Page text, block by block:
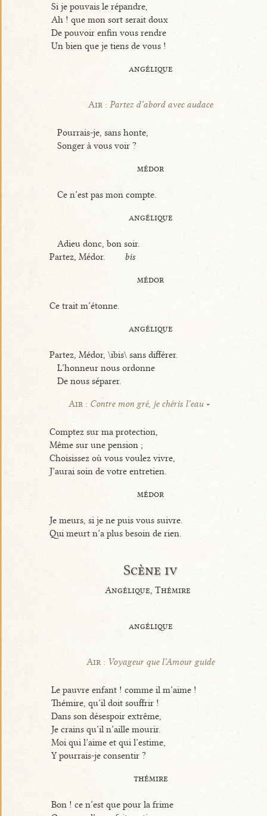
Si je pouvais le répandre,
Ah ! que mon sort serait doux
De pouvoir enfin vous rendre
Un bien que je tiens de vous !
angélique
Air :Partez d’abord avec audace
Pourrais-je, sans honte,
Songer à vous voir ?
médor
Ce n’est pas mon compte.
angélique
Adieu donc, bon soir.
Partez, Médor.
bis
médor
Ce trait m’étonne.
angélique
Partez, Médor, \ibis\ sans différer.
L’honneur nous ordonne
De nous séparer.
Air : Contre mon gré, je chéris l’eau
Comptez sur ma protection,
Même sur une pension ;
Choisissez où vous voulez vivre,
J’aurai soin de votre entretien.
médor
Je meurs, si je ne puis vous suivre.
Qui meurt n’a plus besoin de rien.
Scène iv
Angélique, Thémire
angélique
Air : Voyageur que l’Amour guide
Le pauvre enfant ! comme il m’aime !
Thémire, qu’il doit souffrir !
Dans son désespoir extrême,
Je crains qu’il n’aille mourir.
Moi qui l’aime et qui l’estime,
Y pourrais-je consentir ?
thémire
Bon ! ce n’est que pour la frime